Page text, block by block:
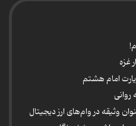
غزه
امام هشتم
وثیقه در وام‌های ارز دیجیتال